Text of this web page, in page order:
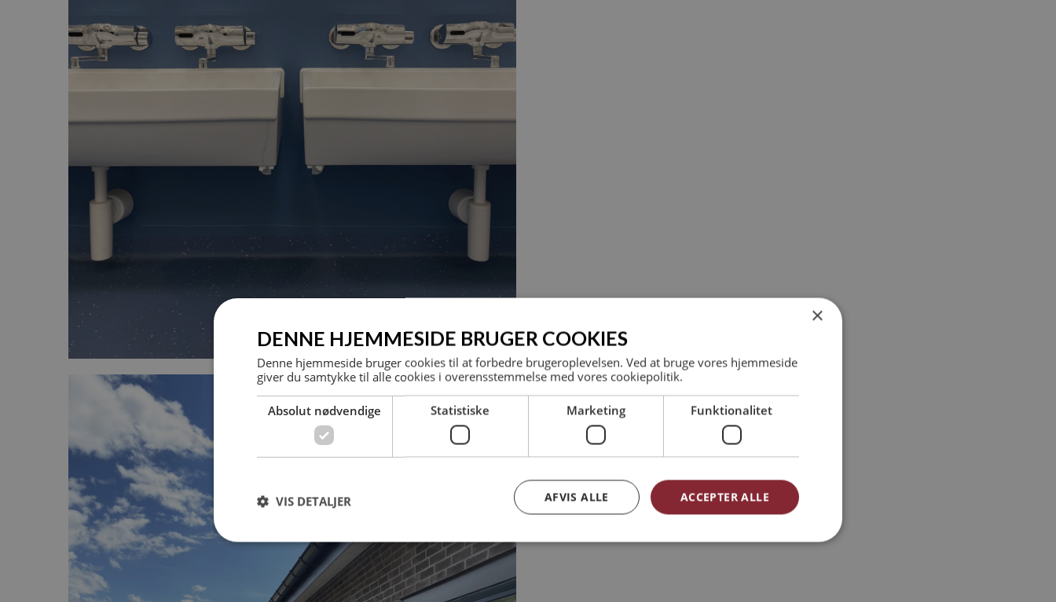
×
DENNE HJEMMESIDE BRUGER COOKIES
Denne hjemmeside bruger cookies til at forbedre brugeroplevelsen. Ved at bruge vores hjemmeside
giver du samtykke til alle cookies i overensstemmelse med vores cookiepolitik.
Absolut nødvendige Statistiske Marketing Funktionalitet
ACCEPTER ALLE
AFVIS ALLE
VIS DETALJER